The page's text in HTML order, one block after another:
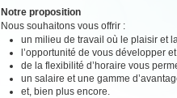
Notre proposition
Nous souhaitons vous offrir :
un milieu de travail où le plaisir et
l’opportunité de vous développer
de la flexibilité d’horaire vous
un salaire et une gamme
et, bien plus encore.